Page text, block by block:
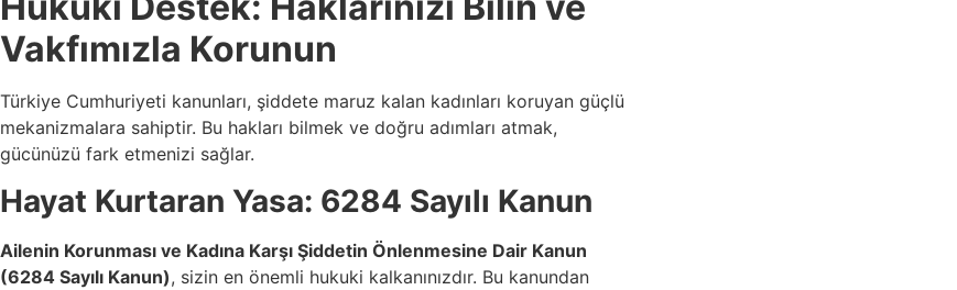
Vakfımızla Korunun
Türkiye Cumhuriyeti kanunları, şiddete maruz kalan kadınları koruyan güçlü
mekanizmalara sahiptir. Bu hakları bilmek ve doğru adımları atmak,
gücünüzü fark etmenizi sağlar.
Hayat Kurtaran Yasa: 6284 Sayılı Kanun
Ailenin Korunması ve Kadına Karşı Şiddetin Önlenmesine Dair Kanun
(6284 Sayılı Kanun), sizin en önemli hukuki kalkanınızdır. Bu kanundan